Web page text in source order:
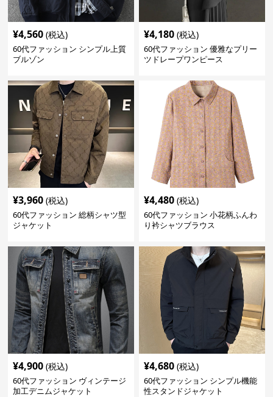
¥4,560 (税込)
60代ファッション シンプル上質
ブルゾン
¥4,180 (税込)
60代ファッション 優雅なプリー
ツドレープワンピース
¥3,960 (税込)
60代ファッション 総柄シャツ型
ジャケット
¥4,480 (税込)
60代ファッション 小花柄ふんわ
り衿シャツブラウス
¥4,900 (税込)
60代ファッション ヴィンテージ
加工デニムジャケット
¥4,680 (税込)
60代ファッション シンプル機能
性スタンドジャケット